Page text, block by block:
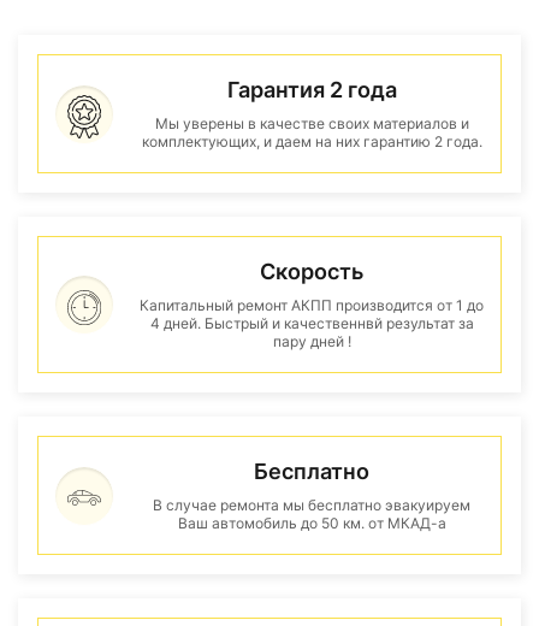
Гарантия 2 года
Мы уверены в качестве своих материалов и
комплектующих, и даем на них гарантию 2 года.
Скорость
Капитальный ремонт АКПП производится от 1 до
4 дней. Быстрый и качественнвй результат за
пару дней !
Бесплатно
В случае ремонта мы бесплатно эвакуируем
Ваш автомобиль до 50 км. от МКАД-а